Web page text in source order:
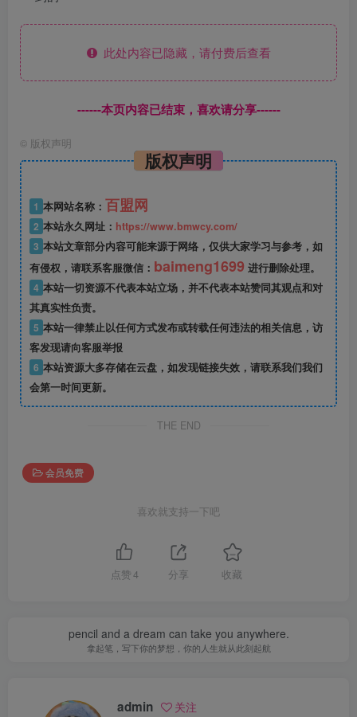
此处内容已隐藏，请付费后查看
------本页内容已结束，喜欢请分享------
© 版权声明
版权声明
1 本网站名称： 百盟网
2 本站永久网址： https://www.bmwcy.com/
3 本站文章部分内容可能来源于网络，仅供大家学习与参考，如
有侵权，请联系客服微信： baimeng1699 进行删除处理。
4 本站一切资源不代表本站立场，并不代表本站赞同其观点和对
其真实性负责。
5 本站一律禁止以任何方式发布或转载任何违法的相关信息，访
客发现请向客服举报
6 本站资源大多存储在云盘，如发现链接失效，请联系我们我们
会第一时间更新。
THE END
会员免费
喜欢就支持一下吧
点赞 4 分享 收藏
pencil and a dream can take you anywhere.
拿起笔，写下你的梦想，你的人生就从此刻起航
admin 关注